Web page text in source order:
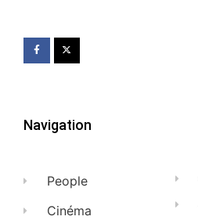
Navigation
People
Cinéma